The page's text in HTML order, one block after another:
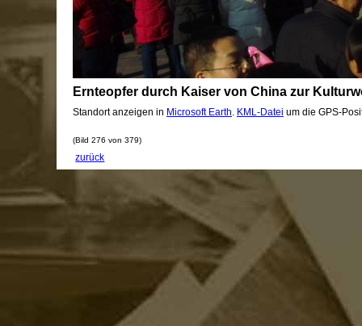
Ernteopfer durch Kaiser von China zur
Standort anzeigen in Microsoft Earth KML-Datei um die GPS-
(Bild 276 von 379)
zurück